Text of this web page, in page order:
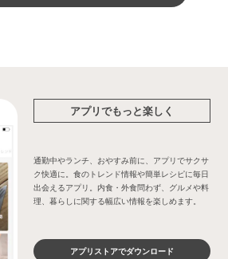
アプリでもっと楽しく
通勤中やランチ、おやすみ前に、アプリでサクサ
ク快適に。食のトレンド情報や簡単レシピに毎日
出会えるアプリ。内食・外食問わず、グルメや料
理、暮らしに関する幅広い情報を楽しめます。
アプリストアでダウンロード